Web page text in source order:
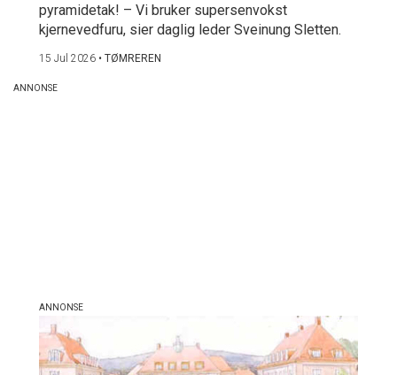
pyramidetak! – Vi bruker supersenvokst
kjernevedfuru, sier daglig leder Sveinung Sletten.
15 Jul 2026 • TØMREREN